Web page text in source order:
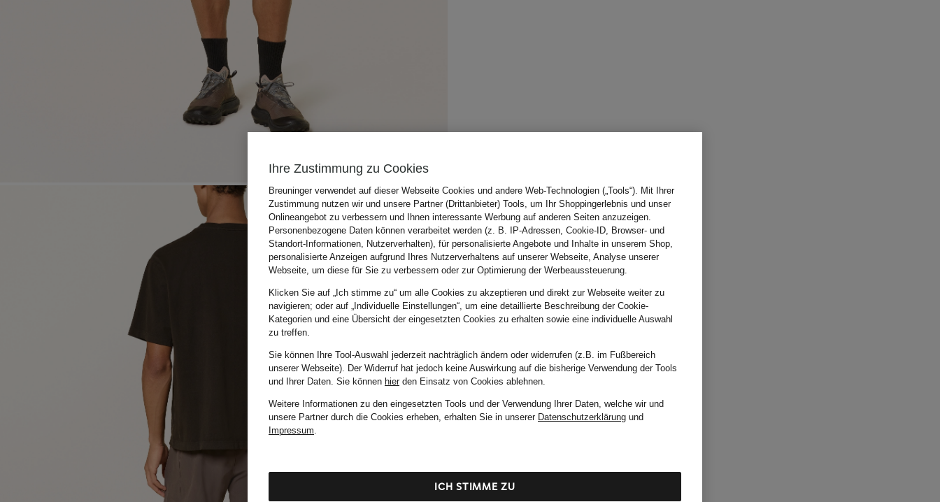
Ihre Zustimmung zu Cookies
Breuninger verwendet auf dieser Webseite Cookies und andere Web-Technologien („Tools“). Mit Ihrer
Zustimmung nutzen wir und unsere Partner (Drittanbieter) Tools, um Ihr Shoppingerlebnis und unser
Onlineangebot zu verbessern und Ihnen interessante Werbung auf anderen Seiten anzuzeigen.
Personenbezogene Daten können verarbeitet werden (z. B. IP-Adressen, Cookie-ID, Browser- und
Standort-Informationen, Nutzerverhalten), für personalisierte Angebote und Inhalte in unserem Shop,
personalisierte Anzeigen aufgrund Ihres Nutzerverhaltens auf unserer Webseite, Analyse unserer
Webseite, um diese für Sie zu verbessern oder zur Optimierung der Werbeaussteuerung.
Klicken Sie auf „Ich stimme zu“ um alle Cookies zu akzeptieren und direkt zur Webseite weiter zu
navigieren; oder auf „Individuelle Einstellungen“, um eine detaillierte Beschreibung der Cookie-
Kategorien und eine Übersicht der eingesetzten Cookies zu erhalten sowie eine individuelle Auswahl
zu treffen.
Sie können Ihre Tool-Auswahl jederzeit nachträglich ändern oder widerrufen (z.B. im Fußbereich
unserer Webseite). Der Widerruf hat jedoch keine Auswirkung auf die bisherige Verwendung der Tools
und Ihrer Daten. Sie können hierden Einsatz von Cookies ablehnen.
Weitere Informationen zu den eingesetzten Tools und der Verwendung Ihrer Daten, welche wir und
unsere Partner durch die Cookies erheben, erhalten Sie in unserer Datenschutzerklärung und
Impressum.
ICH STIMME ZU